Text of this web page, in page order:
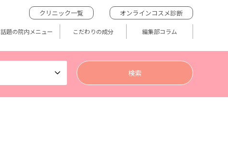
クリニック一覧 オンラインコスメ診断
話題の院内メニュー こだわりの成分 編集部コラム